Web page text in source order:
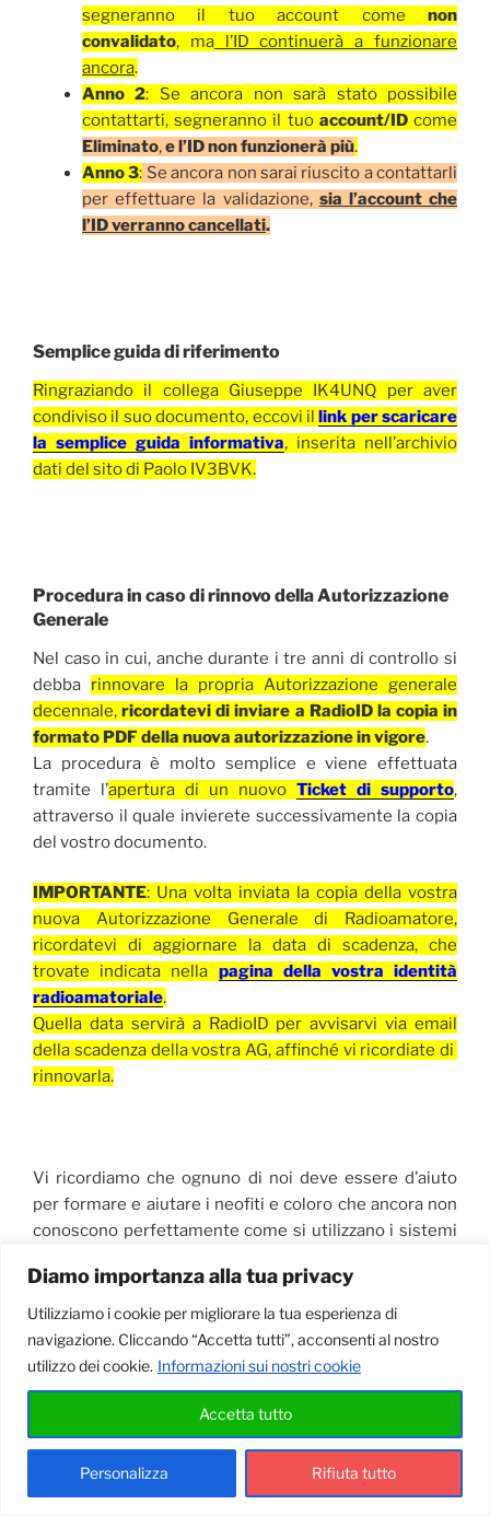
Diamo importanza alla tua privacy
Utilizziamo i cookie per migliorare la tua esperienza di
navigazione. Cliccando “Accetta tutti”, acconsenti al nostro
utilizzo dei cookie. Informazioni sui nostri cookie
Personalizza Rifiuta tutto
Accetta tutto
segneranno il tuo account come non
convalidato, mal’ID continuerà a funzionare
ancora.
Anno 2: Se ancora non sarà stato possibile
contattarti, segneranno il tuo account/IDcome
Eliminato,e l’ID non funzionerà più.
Anno 3: Se ancora non sarai riuscito a contattarli
per effettuare la validazione, sia l’account che
l’ID verranno cancellati.
Semplice guida di riferimento
Ringraziando il collega Giuseppe IK4UNQ per aver
condiviso il suo documento, eccovi illink per scaricare
la semplice guida informativa, inserita nell’archivio
dati del sito di Paolo IV3BVK.
Procedura in caso di rinnovo della Autorizzazione
Generale
Nel caso in cui, anche durante i tre anni di controllo si
debba rinnovare la propria Autorizzazione generale
decennale,ricordatevi di inviare a RadioID la copia in
formato PDF della nuova autorizzazione in vigore.
La procedura è molto semplice e viene effettuata
tramite l’apertura di un nuovo Ticket di supporto,
attraverso il quale invierete successivamente la copia
del vostro documento.
IMPORTANTE: Una volta inviata la copia della vostra
nuova Autorizzazione Generale di Radioamatore,
ricordatevi di aggiornare la data di scadenza, che
trovate indicata nella pagina della vostra identità
radioamatoriale.
Quella data servirà a RadioID per avvisarvi via email
della scadenza della vostra AG, affinché vi ricordiate di
rinnovarla.
Vi ricordiamo che ognuno di noi deve essere d’aiuto
per formare e aiutare i neofiti e coloro che ancora non
conoscono perfettamente come si utilizzano i sistemi
Ci auguriamo di potervi ascoltare presto in radio, 73
Lo Staff di dmrbrescia.it
PUBBLICATO
19/06/2026
Ritardo dei tempi di visualizzazione dei
dati nella dashboard principale di